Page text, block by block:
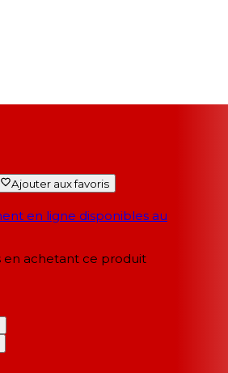
Ajouter aux favoris
en ligne disponibles au
en achetant ce produit